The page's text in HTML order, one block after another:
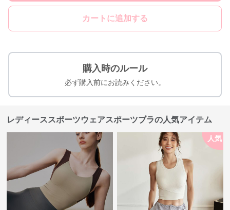
カートに追加する
購入時のルール
必ず購入前にお読みください。
レディーススポーツウェアスポーツブラの人気アイテム
人気